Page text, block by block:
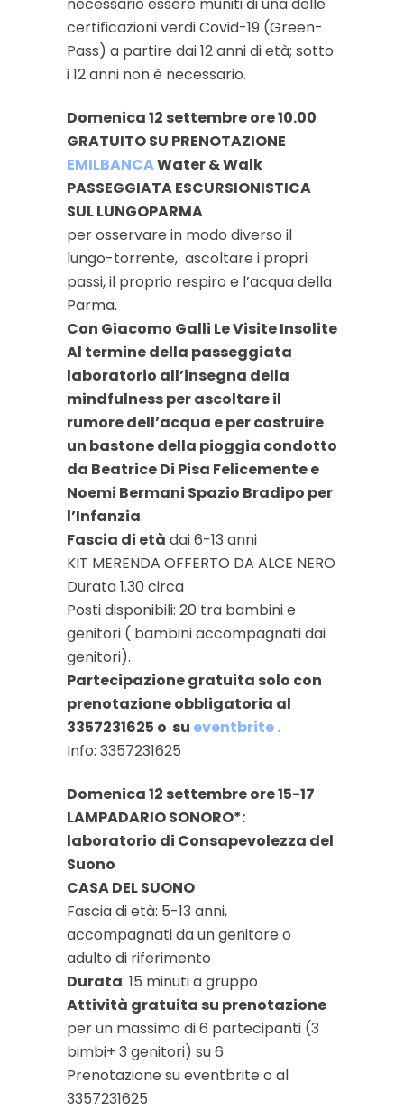
certificazioni verdi Covid-19 (Green-
Pass) a partire dai 12 anni di età; sotto
i 12 anni non è necessario.
Domenica 12 settembre ore 10.00
GRATUITO SU PRENOTAZIONE
EMILBANCAWater & Walk
PASSEGGIATA ESCURSIONISTICA
SUL LUNGOPARMA
per osservare in modo diverso il
lungo-torrente, ascoltare i propri
passi, il proprio respiro e l’acqua della
Parma.
Con Giacomo Galli Le Visite Insolite
Al termine della passeggiata
laboratorio all’insegna della
mindfulness per ascoltare il
rumore dell’acqua e per costruire
un bastone della pioggia condotto
da Beatrice Di Pisa Felicemente e
Noemi Bermani Spazio Bradipo per
l’Infanzia.
Fascia di età dai 6-13 anni
KIT MERENDA OFFERTO DA ALCE NERO
Durata 1.30 circa
Posti disponibili: 20 tra bambini e
genitori ( bambini accompagnati dai
genitori).
Partecipazione gratuita solo con
prenotazione obbligatoria al
3357231625 o su eventbrite .
Info: 3357231625
Domenica 12 settembre ore 15-17
LAMPADARIO SONORO*:
laboratorio di Consapevolezza del
Suono
CASA DEL SUONO
Fascia di età: 5-13 anni,
accompagnati da un genitore o
adulto di riferimento
Durata: 15 minuti a gruppo
Attività gratuita su prenotazione
per un massimo di 6 partecipanti (3
bimbi+ 3 genitori) su 6
Prenotazione su eventbrite o al
3357231625